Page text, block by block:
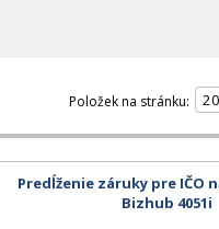
Položek na stránku:
Predĺženie záruky pre IČO
Bizhub 4051i